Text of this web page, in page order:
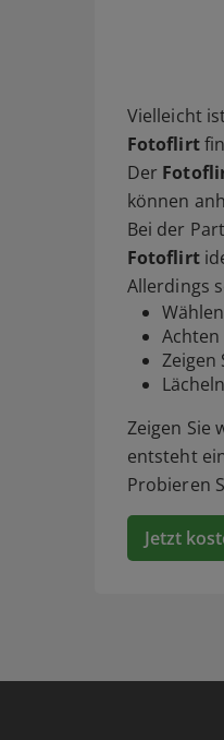
Vielleicht
Fotoflirt
Der
können
Bei der
Fotoflirt
Allerdings
Achten
Zeigen
Zeigen Sie
entsteht
Probieren
Jetzt